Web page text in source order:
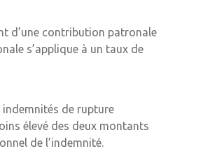
d’une contribution patronale
s’applique à un taux de
indemnités de rupture
élevé des deux montants
de l’indemnité.